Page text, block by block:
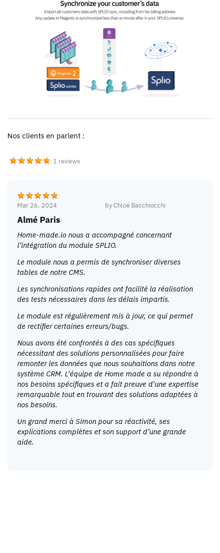
Nos clients en parlent :
1 reviews
Mar 26, 2024 byChloé Bacchiocchi
Almé Paris
Home-made.io nous a accompagné concernant
l’intégration du module SPLIO.
Le module nous a permis de synchroniser diverses
tables de notre CMS.
Les synchronisations rapides ont facilité la réalisation
des tests nécessaires dans les délais impartis.
Le module est régulièrement mis à jour, ce qui permet
de rectifier certaines erreurs/bugs.
Nous avons été confrontés à des cas spécifiques
nécessitant des solutions personnalisées pour faire
remonter les données que nous souhaitions dans notre
système CRM. L'équipe de Home made a su répondre à
nos besoins spécifiques et a fait preuve d'une expertise
remarquable tout en trouvant des solutions adaptées à
nos besoins.
Un grand merci à Simon pour sa réactivité, ses
explications complètes et son support d’une grande
aide.